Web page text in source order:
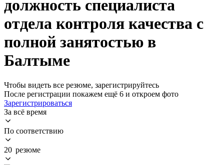
должность специалиста
отдела контроля качества с
полной занятостью в
Балтыме
Чтобы видеть все резюме, зарегистрируйтесь
После регистрации покажем ещё 6 и откроем фото
Зарегистрироваться
За всё время
По соответствию
20 резюме